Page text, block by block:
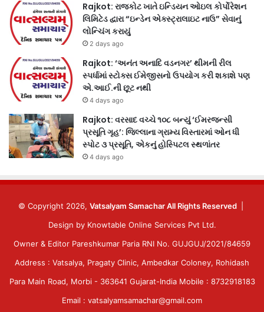
Rajkot: રાજકોટ ખાતે ઇન્ડિયન ઓઇલ કોર્પોરેશન
લિમિટેડ દ્વારા “ઇન્ડેન એક્સ્ટ્રાલાઇટ નાઉ” સેવાનું
લોન્ચિંગ કરાયું
2 days ago
Rajkot: ‘અનંત અનાદિ વડનગર’ થીમની રીલ
સ્પર્ધામાં સ્ટોક્સ ઈમેજીસનો ઉપયોગ કરી શકાશે પણ
એ.આઈ.ની છૂટ નથી
4 days ago
Rajkot: વરસાદ વચ્ચે ૧૦૮ બન્યું ‘ઈમરજન્સી
પ્રસૂતિ ગૃહ’: જિલ્લાના ગ્રામ્ય વિસ્તારમાં ઓન ધી
સ્પોટ ૩ પ્રસૂતિ, એકનું હોસ્પિટલ સ્થળાંતર
4 days ago
© Copyright 2026, Vatsalyam Samachar All Rights Reserved
Design by Knowtable Online Services Pvt Ltd.
Owner & Editor Pareshkumar Paria RNI No. GUJGUJ/2021/84659
Address : Vatsalya, Pragaty Clinic, Ambedkar Coloney, Rohidash
Para Main Road, Morbi - 363641 Gujarat-India Mobile : 8732918183
Email : vatsalyamsamachar@gmail.com